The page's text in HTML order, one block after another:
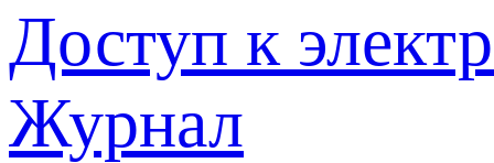
Доступ к
Журнал